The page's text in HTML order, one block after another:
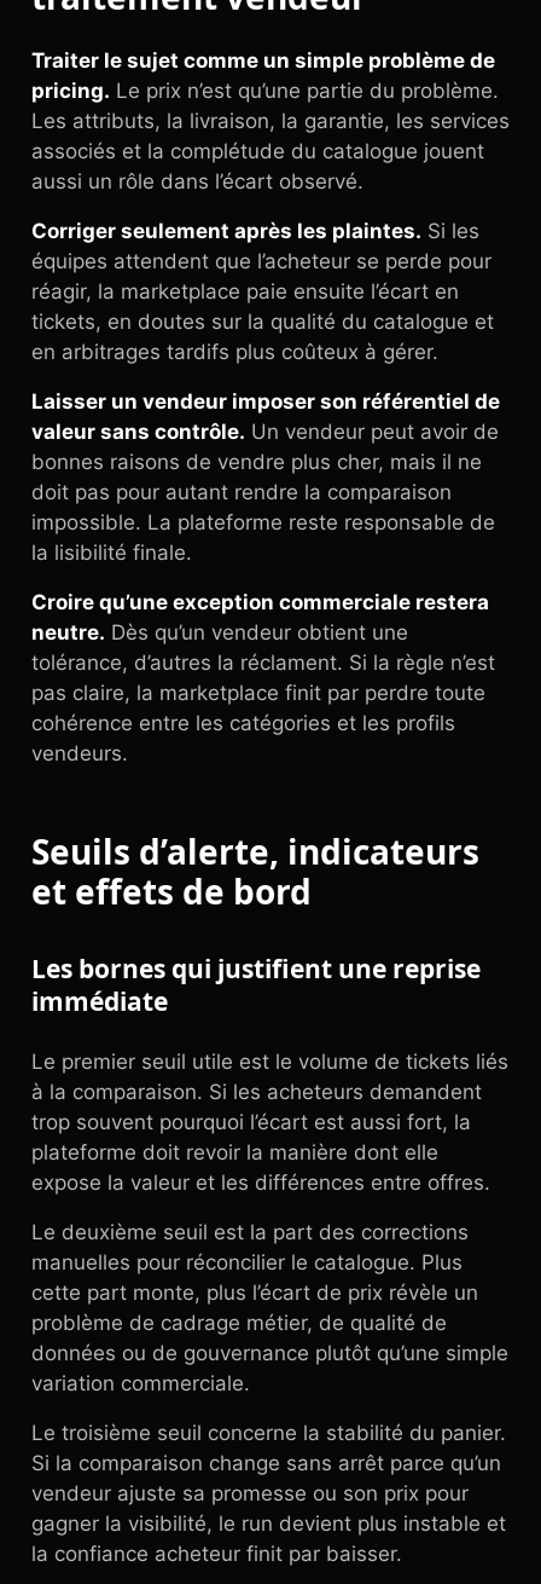
Traiter le sujet comme un simple problème de
pricing. Le prix n’est qu’une partie du problème.
Les attributs, la livraison, la garantie, les services
associés et la complétude du catalogue jouent
aussi un rôle dans l’écart observé.
Corriger seulement après les plaintes. Si les
équipes attendent que l’acheteur se perde pour
réagir, la marketplace paie ensuite l’écart en
tickets, en doutes sur la qualité du catalogue et
en arbitrages tardifs plus coûteux à gérer.
Laisser un vendeur imposer son référentiel de
valeur sans contrôle. Un vendeur peut avoir de
bonnes raisons de vendre plus cher, mais il ne
doit pas pour autant rendre la comparaison
impossible. La plateforme reste responsable de
la lisibilité finale.
Croire qu’une exception commerciale restera
neutre. Dès qu’un vendeur obtient une
tolérance, d’autres la réclament. Si la règle n’est
pas claire, la marketplace finit par perdre toute
cohérence entre les catégories et les profils
vendeurs.
Seuils d’alerte, indicateurs
et effets de bord
Les bornes qui justifient une reprise
immédiate
Le premier seuil utile est le volume de tickets liés
à la comparaison. Si les acheteurs demandent
trop souvent pourquoi l’écart est aussi fort, la
plateforme doit revoir la manière dont elle
expose la valeur et les différences entre offres.
Le deuxième seuil est la part des corrections
manuelles pour réconcilier le catalogue. Plus
cette part monte, plus l’écart de prix révèle un
problème de cadrage métier, de qualité de
données ou de gouvernance plutôt qu’une simple
variation commerciale.
Le troisième seuil concerne la stabilité du panier.
Si la comparaison change sans arrêt parce qu’un
vendeur ajuste sa promesse ou son prix pour
gagner la visibilité, le run devient plus instable et
la confiance acheteur finit par baisser.